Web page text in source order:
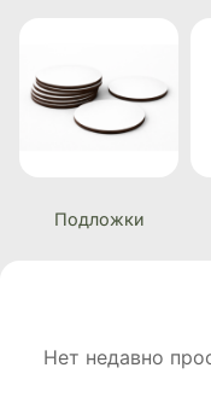
Подложки
Нет недавно